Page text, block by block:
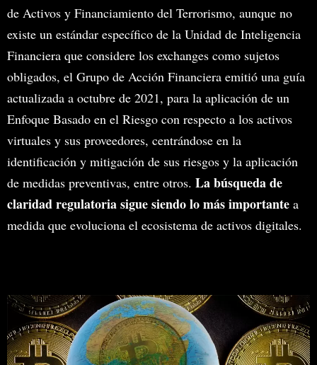
de Activos y Financiamiento del Terrorismo, aunque no
existe un estándar específico de la Unidad de Inteligencia
Financiera que considere los exchanges como sujetos
obligados, el Grupo de Acción Financiera emitió una guía
actualizada a octubre de 2021, para la aplicación de un
Enfoque Basado en el Riesgo con respecto a los activos
virtuales y sus proveedores, centrándose en la
identificación y mitigación de sus riesgos y la aplicación
de medidas preventivas, entre otros. La búsqueda de
claridad regulatoria sigue siendo lo más importante a
medida que evoluciona el ecosistema de activos digitales.